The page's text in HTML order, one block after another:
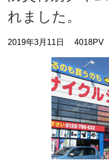
れました。
2019年3月11日 4018PV